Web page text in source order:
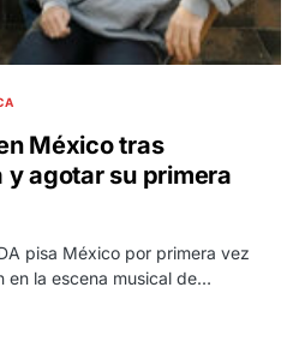
México tras
y agotar su primera
pisa México por primera vez
en la escena musical de…